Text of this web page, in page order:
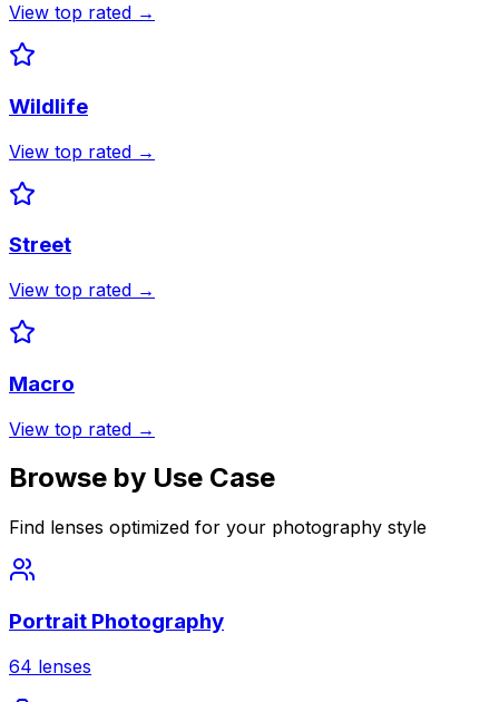
View top rated →
Wildlife
View top rated →
Street
View top rated →
Macro
View top rated →
Browse by Use Case
Find lenses optimized for your photography style
Portrait Photography
64 lenses